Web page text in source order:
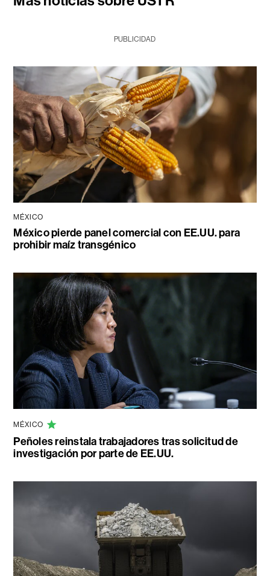
PUBLICIDAD
MÉXICO
México pierde panel comercial con EE.UU. para
prohibir maíz transgénico
MÉXICO
Peñoles reinstala trabajadores tras solicitud de
investigación por parte de EE.UU.